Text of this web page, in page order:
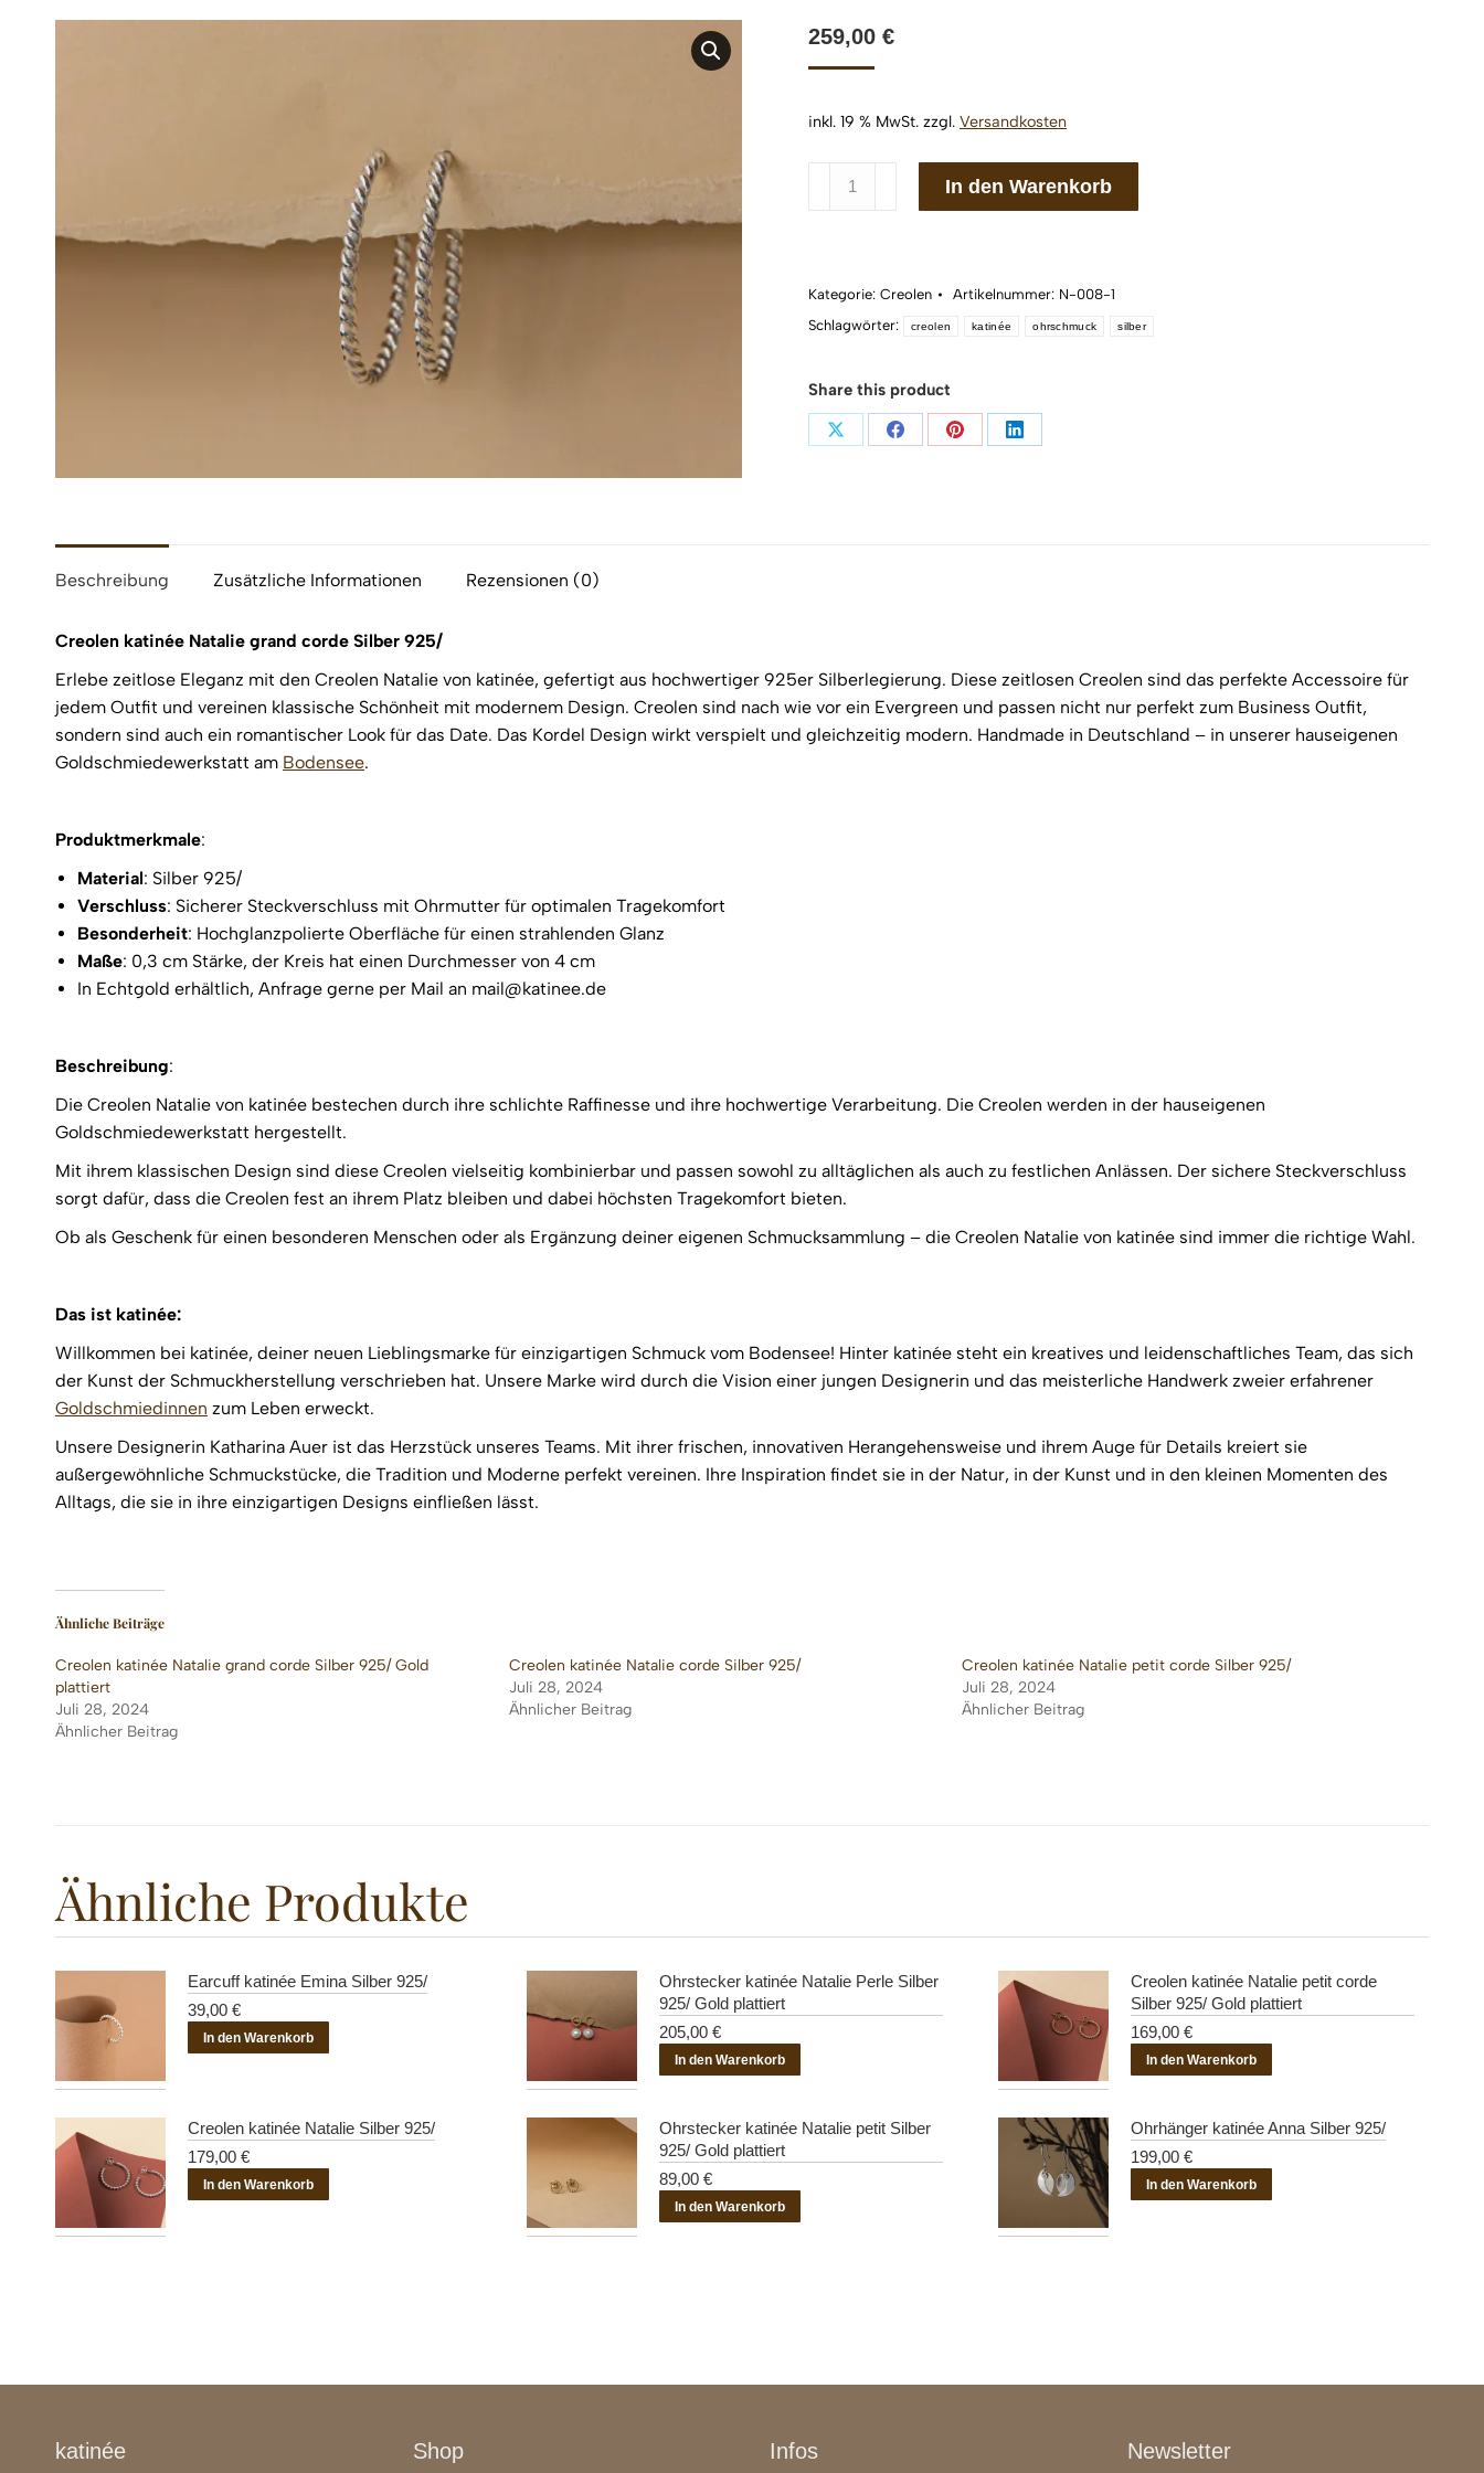
259,00 €
inkl. 19 % MwSt. zzgl. Versandkosten
Creolen
corde
925/
In den Warenkorb
Kategorie: Creolen Artikelnummer: N-008-1
Schlagwörter:
creolen katinée ohrschmuck silber
Share this product
Teilen Teilen Teilen Teilen
Beschreibung Zusätzliche Informationen Rezensionen (0)
Creolen katinée Natalie grand corde Silber 925/
Erlebe zeitlose Eleganz mit den Creolen Natalie von katinée, gefertigt aus hochwertiger 925er Silberlegierung. Diese zeitlosen Creolen sind das perfekte Accessoire für
jedem Outfit und vereinen klassische Schönheit mit modernem Design. Creolen sind nach wie vor ein Evergreen und passen nicht nur perfekt zum Business Outfit,
sondern sind auch ein romantischer Look für das Date. Das Kordel Design wirkt verspielt und gleichzeitig modern. Handmade in Deutschland – in unserer hauseigenen
Goldschmiedewerkstatt am Bodensee.
Produktmerkmale:
Material: Silber 925/
Verschluss: Sicherer Steckverschluss mit Ohrmutter für optimalen Tragekomfort
Besonderheit: Hochglanzpolierte Oberfläche für einen strahlenden Glanz
Maße: 0,3 cm Stärke, der Kreis hat einen Durchmesser von 4 cm
In Echtgold erhältlich, Anfrage gerne per Mail an mail@katinee.de
Beschreibung:
Die Creolen Natalie von katinée bestechen durch ihre schlichte Raffinesse und ihre hochwertige Verarbeitung. Die Creolen werden in der hauseigenen
Goldschmiedewerkstatt hergestellt.
Mit ihrem klassischen Design sind diese Creolen vielseitig kombinierbar und passen sowohl zu alltäglichen als auch zu festlichen Anlässen. Der sichere Steckverschluss
sorgt dafür, dass die Creolen fest an ihrem Platz bleiben und dabei höchsten Tragekomfort bieten.
Ob als Geschenk für einen besonderen Menschen oder als Ergänzung deiner eigenen Schmucksammlung – die Creolen Natalie von katinée sind immer die richtige Wahl.
Das ist katinée:
Willkommen bei katinée, deiner neuen Lieblingsmarke für einzigartigen Schmuck vom Bodensee! Hinter katinée steht ein kreatives und leidenschaftliches Team, das sich
der Kunst der Schmuckherstellung verschrieben hat. Unsere Marke wird durch die Vision einer jungen Designerin und das meisterliche Handwerk zweier erfahrener
Goldschmiedinnen zum Leben erweckt.
Unsere Designerin Katharina Auer ist das Herzstück unseres Teams. Mit ihrer frischen, innovativen Herangehensweise und ihrem Auge für Details kreiert sie
außergewöhnliche Schmuckstücke, die Tradition und Moderne perfekt vereinen. Ihre Inspiration findet sie in der Natur, in der Kunst und in den kleinen Momenten des
Alltags, die sie in ihre einzigartigen Designs einfließen lässt.
Ähnliche Beiträge
Creolen katinée Natalie grand corde Silber 925/ Gold
plattiert
Juli 28, 2024
Ähnlicher Beitrag
Creolen katinée Natalie corde Silber 925/
Juli 28, 2024
Ähnlicher Beitrag
Creolen katinée Natalie petit corde Silber 925/
Juli 28, 2024
Ähnlicher Beitrag
Ähnliche Produkte
Earcuff katinée Emina Silber 925/
39,00 €
In den Warenkorb
Ohrstecker katinée Natalie Perle Silber
925/ Gold plattiert
205,00€
In den Warenkorb
Creolen katinée Natalie petit corde
Silber 925/ Gold plattiert
169,00€
In den Warenkorb
Creolen katinée Natalie Silber 925/
179,00 €
In den Warenkorb
Ohrstecker katinée Natalie petit Silber
925/ Gold plattiert
89,00€
In den Warenkorb
Ohrhänger katinée Anna Silber 925/
199,00€
In den Warenkorb
katinée Shop Infos Newsletter